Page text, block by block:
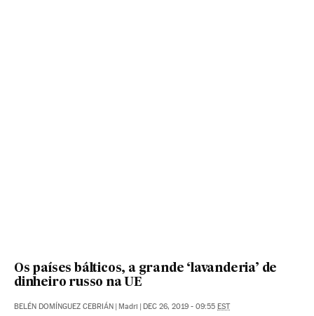
Os países bálticos, a grande ‘lavanderia’ de
dinheiro russo na UE
BELÉN DOMÍNGUEZ CEBRIÁN | Madri | DEC 26, 2019 - 09:55 EST